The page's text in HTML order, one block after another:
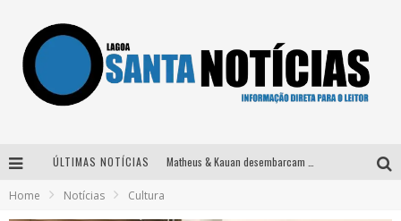
ÚLTIMAS NOTÍCIAS
Home Notícias Cultura